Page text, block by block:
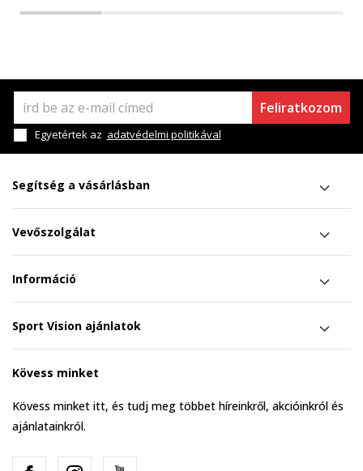
Feliratkozom
Egyetértek az adatvédelmi politikával
Segítség a vásárlásban
Vevőszolgálat
Információ
Sport Vision ajánlatok
Kövess minket
Kövess minket itt, és tudj meg többet híreinkről, akcióinkról és
ajánlatainkról.